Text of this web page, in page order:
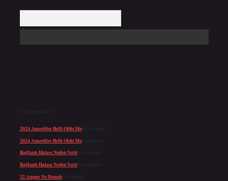
Son yorumlar
2024 Amortiler Belli Oldu Muiçin admin
2024 Amortiler Belli Oldu Muiçin Emel
Bağlantı Hatası Neden Veririçin admin
Bağlantı Hatası Neden Veririçin Kerem
32 Amper Ne Demekiçin admin